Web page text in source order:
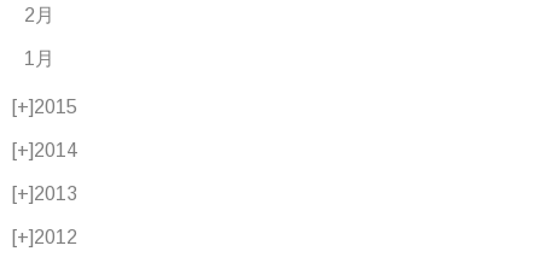
2月
1月
[+]2015
[+]2014
[+]2013
[+]2012